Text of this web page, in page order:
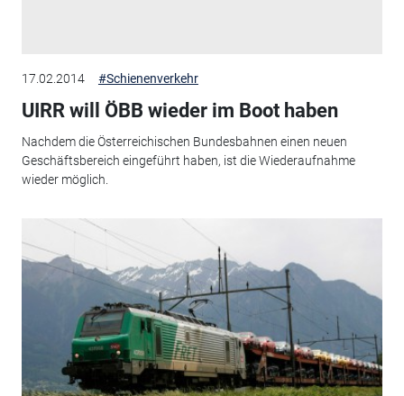
17.02.2014 #Schienenverkehr
UIRR will ÖBB wieder im Boot haben
Nachdem die Österreichischen Bundesbahnen einen neuen
Geschäftsbereich eingeführt haben, ist die Wiederaufnahme
wieder möglich.